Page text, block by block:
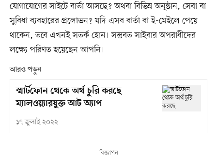
যোগাযোগের সাইটে বার্তা আসছে? অথবা বিভিন্ন অনুষ্ঠান, সেবা বা
সুবিধা ব্যবহারের প্রলোভন? যদি এসব বার্তা বা ই-মেইলে পেয়ে
থাকেন, তবে এখনই সতর্ক হোন। সম্ভবত সাইবার অপরাধীদের
লক্ষ্যে পরিণত হয়েছেন আপনি।
আরও পড়ুন
স্মার্টফোন থেকে অর্থ চুরি করছে
ম্যালওয়্যারযুক্ত আট অ্যাপ
১৭ জুলাই ২০২২